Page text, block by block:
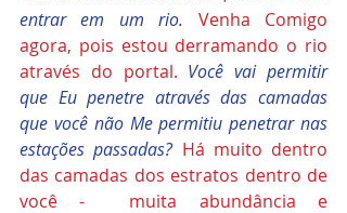
entrar em um rio. Venha Comigo
agora, pois estou derramando o rio
através do portal. Você vai permitir
que Eu penetre através das camadas
que você não Me permitiu penetrar nas
estações passadas? Há muito dentro
das camadas dos estratos dentro de
você -  muita abundância e